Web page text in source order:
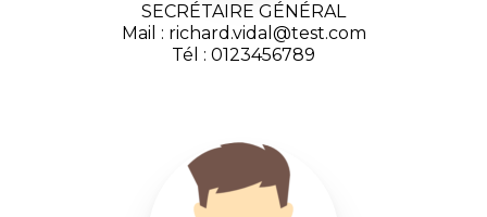
SECRÉTAIRE GÉNÉRAL
Mail : richard.vidal@test.com
Tél : 0123456789